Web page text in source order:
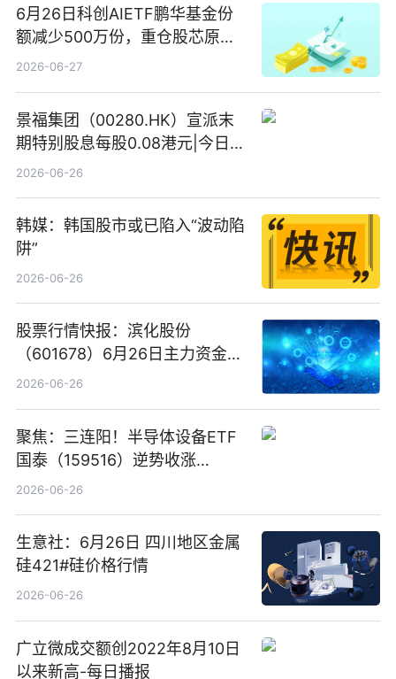
6月26日科创AIETF鹏华基金份
额减少500万份，重仓股芯原股
份、寒武纪、澜起科技 观速讯
2026-06-27
景福集团（00280.HK）宣派末
期特别股息每股0.08港元|今日快
看
2026-06-26
韩媒：韩国股市或已陷入“波动陷
阱”
2026-06-26
股票行情快报：滨化股份
（601678）6月26日主力资金净
卖出5964.34万元
2026-06-26
聚焦：三连阳！半导体设备ETF
国泰（159516）逆势收涨
3.5%，近10日累计净流入超65
2026-06-26
生意社：6月26日 四川地区金属
硅421#硅价格行情
2026-06-26
广立微成交额创2022年8月10日
以来新高-每日播报